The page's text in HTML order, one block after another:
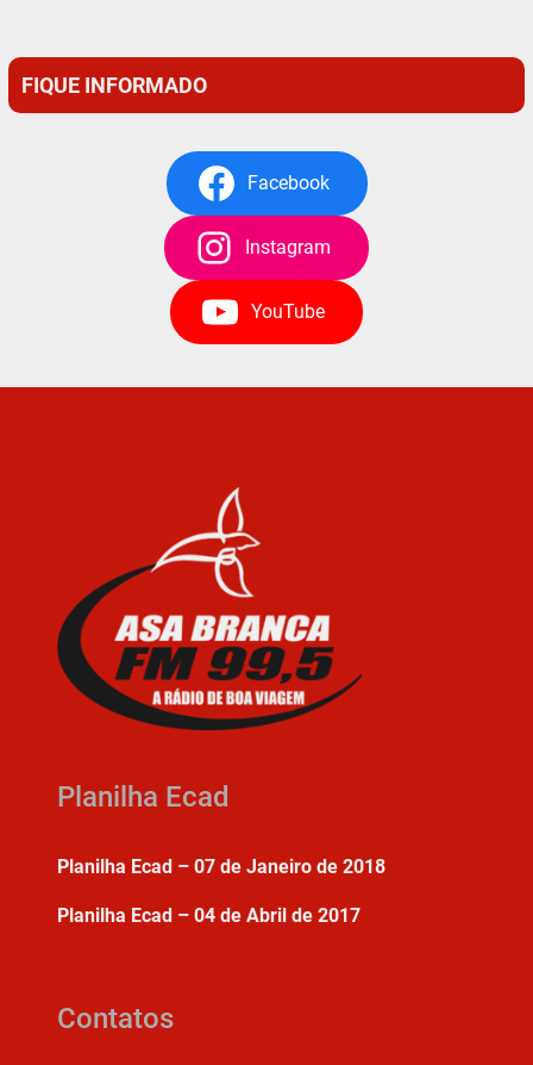
FIQUE INFORMADO
Facebook
Instagram
YouTube
Planilha Ecad
Planilha Ecad – 07 de Janeiro de 2018
Planilha Ecad – 04 de Abril de 2017
Contatos